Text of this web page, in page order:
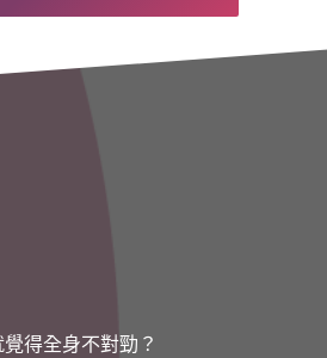
得全身不對勁？